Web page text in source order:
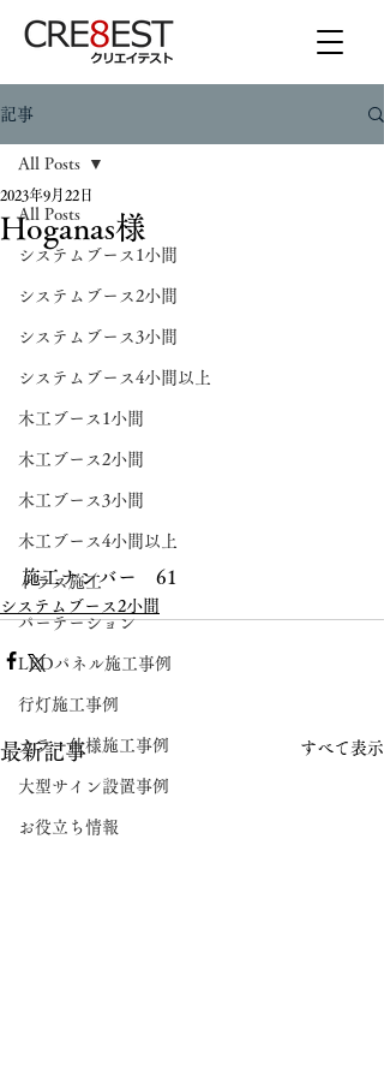
記事
All Posts
システムブース1小間
システムブース2小間
システムブース3小間
システムブース4小間以上
木工ブース1小間
木工ブース2小間
木工ブース3小間
木工ブース4小間以上
トラス施工
パーテーション
LEDパネル施工事例
行灯施工事例
カラー仕様施工事例
大型サイン設置事例
お役立ち情報
All Posts
Hoganas様
2023年9月22日
施工ナンバー　61
システムブース2小間
最新記事 すべて表示